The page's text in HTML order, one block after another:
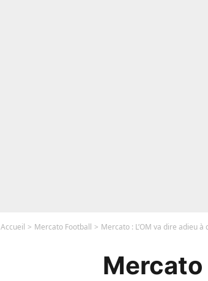
Accueil Mercato Football Mercato : L’OM va dire adieu
Mercato